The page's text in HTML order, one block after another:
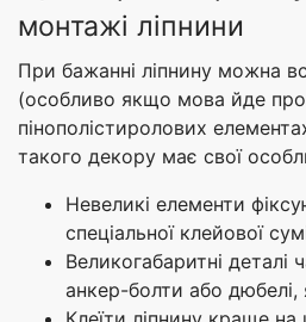
монтажі ліпнини
При бажанні ліпнину можна
(особливо якщо мова йде про
пінополістиролових
такого декору має свої
Невеликі елементи
спеціальної клейової
Великогабаритні деталі
анкер-болти або дюбелі,